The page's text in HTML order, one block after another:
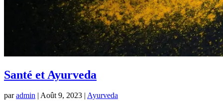
Santé et Ayurveda
paradmin | Août 9, 2023 | Ayurveda